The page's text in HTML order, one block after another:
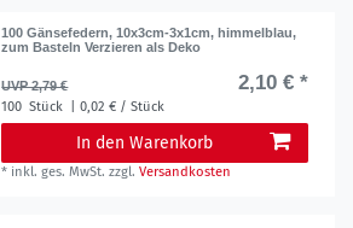
100 Gänsefedern, 10x3cm-3x1cm, himmelblau,
zum Basteln Verzieren als Deko
UVP 2,79 € 2,10 € *
100 Stück | 0,02 € / Stück
In den Warenkorb
* inkl. ges. MwSt. zzgl.Versandkosten